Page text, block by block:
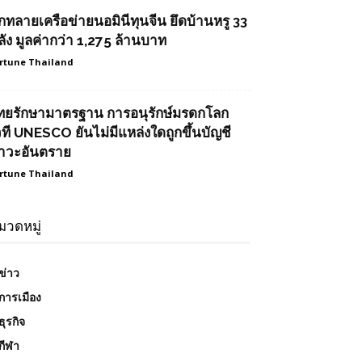
ทลายเครือข่ายนอมินีทุนจีน ยึดบ้านหรู 33
ง มูลค่ากว่า 1,275 ล้านบาท
Thailand
ยรักษามาตรฐาน การอนุรักษ์มรดกโลก
ที UNESCO ยันไม่มีแหล่งใดถูกขึ้นบัญชี
วะอันตราย
Thailand
วดหมู่
าว
ารเมือง
ธุรกิจ
ฬา